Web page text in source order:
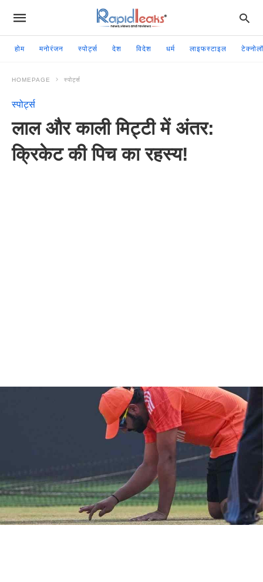
होम मनोरंजन स्पोर्ट्स देश विदेश धर्म लाइफस्टाइल
HOMEPAGE स्पोर्ट्स
स्पोर्ट्स
लाल और काली मिट्टी में अंतर:
क्रिकेट की पिच का रहस्य!